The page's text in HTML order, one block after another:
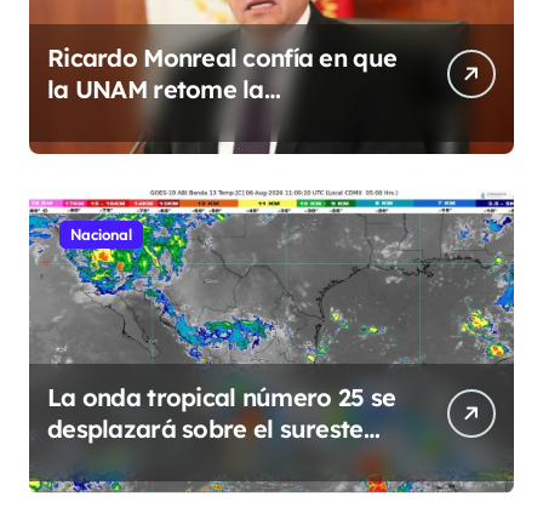
Ricardo Monreal confía en que
la UNAM retome la
normalidad e inicie el
semestre mediante el diálogo
Nacional
La onda tropical número 25 se
desplazará sobre el sureste